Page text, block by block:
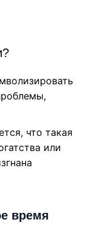
что такая
или
время